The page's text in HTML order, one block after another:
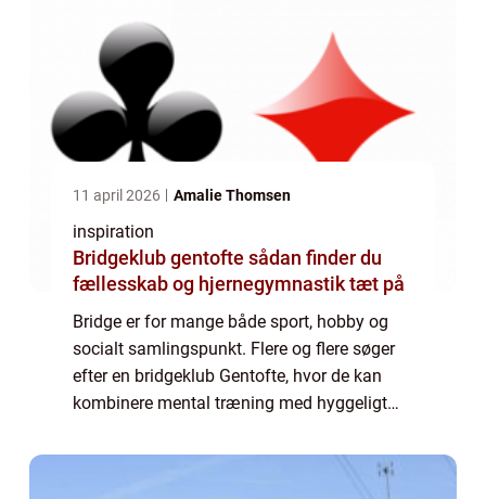
11 april 2026 Amalie Thomsen
inspiration
Bridgeklub gentofte sådan finder du
fællesskab og hjernegymnastik tæt på
Bridge er for mange både sport, hobby og
socialt samlingspunkt. Flere og flere søger
efter en bridgeklub Gentofte, hvor de kan
kombinere mental træning med hyggeligt
hvad kendetegner en god bridgeklub i